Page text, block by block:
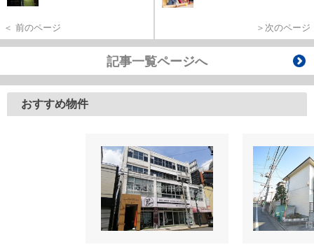
＜ 前のページ ＞次のページ
記事一覧ページへ
おすすめ物件